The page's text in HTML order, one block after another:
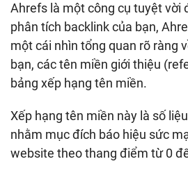
Ahrefs là một công cụ tuyệt vời
phân tích backlink của bạn,
một cái nhìn tổng quan rõ ràng
bạn, các tên miền giới thiệu
bảng xếp hạng tên miền.
Xếp hạng tên miền này là số
nhằm mục đích báo hiệu sức
website theo thang điểm từ 0